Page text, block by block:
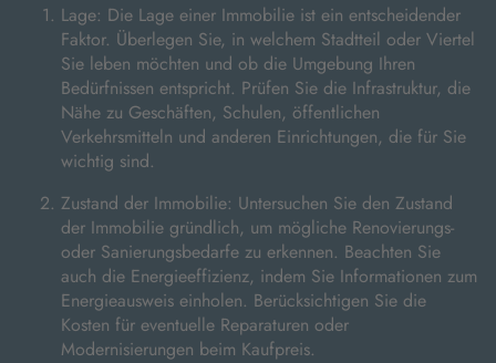
Lage: Die Lage einer Immobilie ist ein entscheidender
Faktor. Überlegen Sie, in welchem Stadtteil oder Viertel
Sie leben möchten und ob die Umgebung Ihren
Bedürfnissen entspricht. Prüfen Sie die Infrastruktur, die
Nähe zu Geschäften, Schulen, öffentlichen
Verkehrsmitteln und anderen Einrichtungen, die für Sie
wichtig sind.
Zustand der Immobilie: Untersuchen Sie den Zustand
der Immobilie gründlich, um mögliche Renovierungs-
oder Sanierungsbedarfe zu erkennen. Beachten Sie
auch die Energieeffizienz, indem Sie Informationen zum
Energieausweis einholen. Berücksichtigen Sie die
Kosten für eventuelle Reparaturen oder
Modernisierungen beim Kaufpreis.